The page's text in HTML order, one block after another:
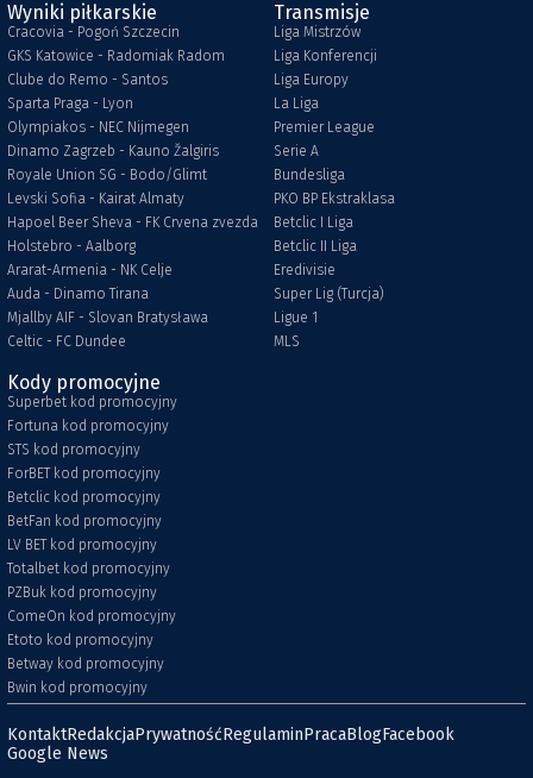
Wyniki piłkarskie
Cracovia - Pogoń Szczecin
GKS Katowice - Radomiak Radom
Clube do Remo - Santos
Sparta Praga - Lyon
Olympiakos - NEC Nijmegen
Dinamo Zagrzeb - Kauno Žalgiris
Royale Union SG - Bodo/Glimt
Levski Sofia - Kairat Almaty
Hapoel Beer Sheva - FK Crvena zvezda
Holstebro - Aalborg
Ararat-Armenia - NK Celje
Auda - Dinamo Tirana
Mjallby AIF - Slovan Bratysława
Celtic - FC Dundee
Transmisje
Liga Mistrzów
Liga Konferencji
Liga Europy
La Liga
Premier League
Serie A
Bundesliga
PKO BP Ekstraklasa
Betclic I Liga
Betclic II Liga
Eredivisie
Super Lig (Turcja)
Ligue 1
MLS
Kody promocyjne
Superbet kod promocyjny
Fortuna kod promocyjny
STS kod promocyjny
ForBET kod promocyjny
Betclic kod promocyjny
BetFan kod promocyjny
LV BET kod promocyjny
Totalbet kod promocyjny
PZBuk kod promocyjny
ComeOn kod promocyjny
Etoto kod promocyjny
Betway kod promocyjny
Bwin kod promocyjny
KontaktRedakcjaPrywatnośćRegulaminPracaBlogFacebook
Google News